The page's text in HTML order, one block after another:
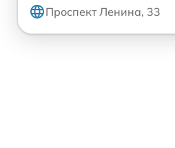
Проспект Ленина, 33